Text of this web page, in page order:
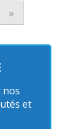
»
nos
et